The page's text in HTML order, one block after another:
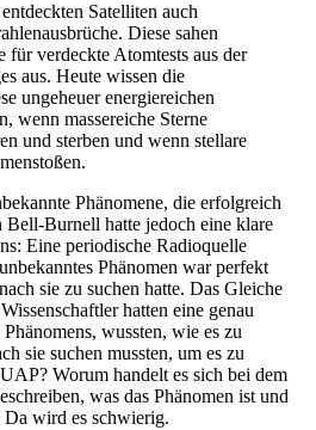
Satelliten auch
Diese sahen
für verdeckte Atomtests aus der
aus. Heute wissen die
ungeheuer energiereichen
wenn massereiche Sterne
und sterben und wenn stellare
Phänomene, die erfolgreich
Bell-Burnell hatte jedoch eine klare
Eine periodische Radioquelle
Phänomen war perfekt
sie zu suchen hatte. Das Gleiche
hatten eine genau
wussten, wie es zu
sie suchen mussten, um es zu
Worum handelt es sich bei dem
was das Phänomen ist und
wird es schwierig.